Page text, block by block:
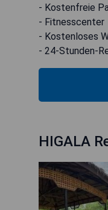
- Kostenfreie
- Fitnesscenter
- Kostenloses
- 24-Stunden-
HIGALA